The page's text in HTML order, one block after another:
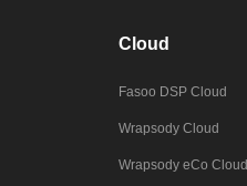
Cloud
Fasoo DSP Cloud
Wrapsody Cloud
Wrapsody eCo Cloud